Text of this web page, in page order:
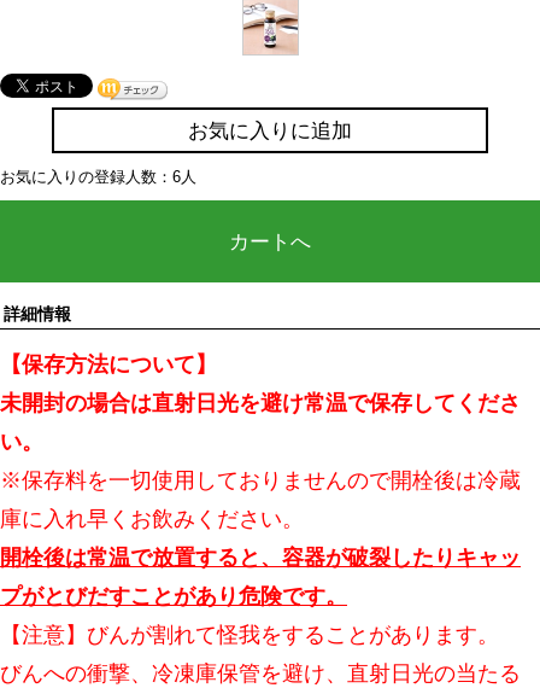
お気に入りに追加
お気に入りの登録人数：6人
カートへ
詳細情報
【保存方法について】
未開封の場合は直射日光を避け常温で保存してくださ
い。
※保存料を一切使用しておりませんので開栓後は冷蔵
庫に入れ早くお飲みください。
開栓後は常温で放置すると、容器が破裂したりキャッ
プがとびだすことがあり危険です。
【注意】びんが割れて怪我をすることがあります。
びんへの衝撃、冷凍庫保管を避け、直射日光の当たる